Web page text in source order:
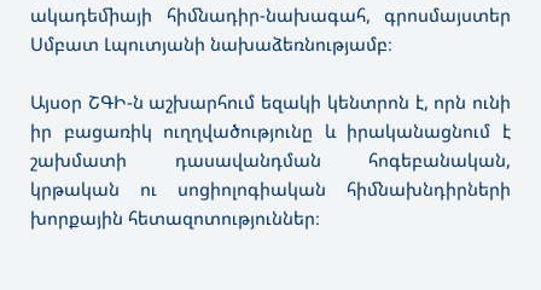
ակադեմիայի հիմնադիր-նախագահ, գրոսմայստեր
Սմբատ Լպուտյանի նախաձեռնությամբ։
Այսօր ՇԳԻ-ն աշխարհում եզակի կենտրոն է, որն ունի
իր բացառիկ ուղղվածությունը և իրականացնում է
շախմատի դասավանդման հոգեբանական,
կրթական ու սոցիոլոգիական հիմնախնդիրների
խորքային հետազոտություններ։